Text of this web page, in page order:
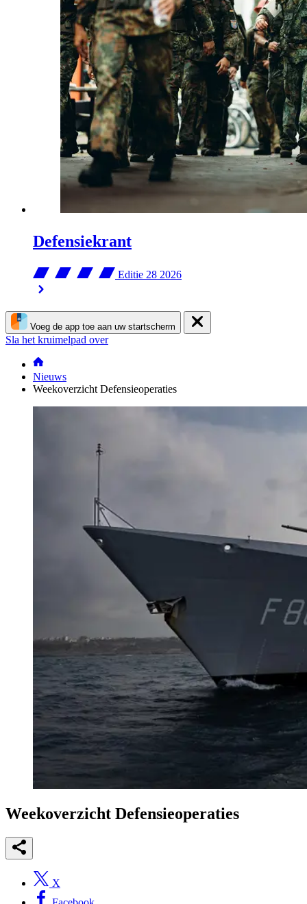
Defensiekrant
Editie 28 2026
Voeg de app toe aan uw startscherm
Sla het kruimelpad over
Nieuws
Weekoverzicht Defensieoperaties
Weekoverzicht Defensieoperaties
X